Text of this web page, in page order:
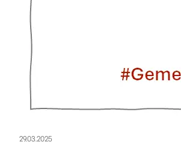
29.03.2025